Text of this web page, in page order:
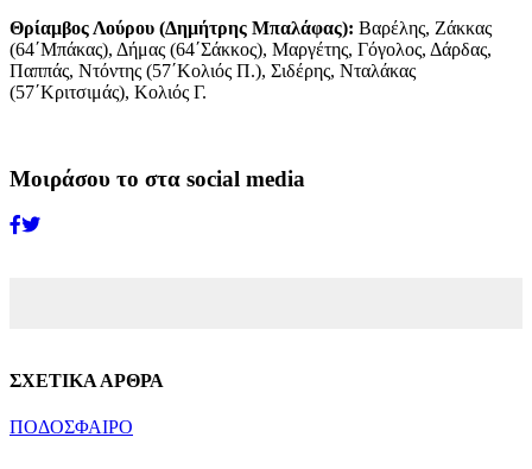
Θρίαμβος Λούρου (Δημήτρης Μπαλάφας): Βαρέλης, Ζάκκας
(64΄Μπάκας), Δήμας (64΄Σάκκος), Μαργέτης, Γόγολος, Δάρδας,
Παππάς, Ντόντης (57΄Κολιός Π.), Σιδέρης, Νταλάκας
(57΄Κριτσιμάς), Κολιός Γ.
Μοιράσου το στα social media
ΣΧΕΤΙΚΑ ΑΡΘΡΑ
ΠΟΔΟΣΦΑΙΡΟ